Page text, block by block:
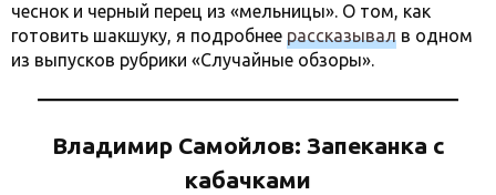
чеснок и черный перец из «мельницы». О том, как
готовить шакшуку, я подробнее рассказывал в одном
из выпусков рубрики «Случайные обзоры».
Владимир Самойлов: Запеканка с
кабачками